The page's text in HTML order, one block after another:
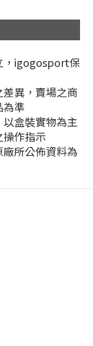
，igogosport保
異，賣場之商
為準
盒裝實物為主
作指示
所公佈資料為